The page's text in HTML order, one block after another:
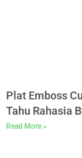
Plat Emboss
Tahu Rahasia
Read More »